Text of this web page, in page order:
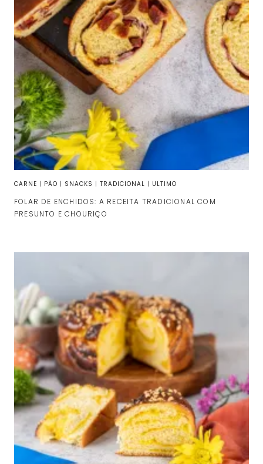
CARNE | PÃO | SNACKS | TRADICIONAL | ULTIMO
FOLAR DE ENCHIDOS: A RECEITA TRADICIONAL COM
PRESUNTO E CHOURIÇO